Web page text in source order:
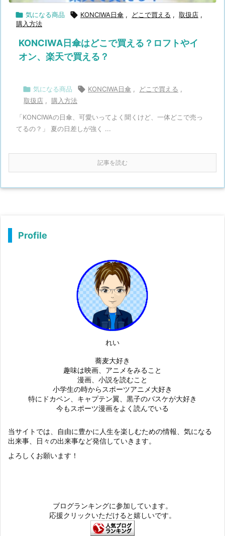
 気になる商品  KONCIWA日傘 , どこで買える , 取扱店 ,
購入方法
KONCIWA日傘はどこで買える？ロフトやイ
オン、楽天で買える？
 気になる商品  KONCIWA日傘 どこで買える
取扱店
購入方法
「KONCIWAの日傘、可愛いってよく聞くけど、一体どこで売っ
てるの？」 夏の日差しが強く ...
記事を読む
Profile
れい
蕎麦大好き
趣味は映画、アニメをみること
漫画、小説を読むこと
小学生の時からスポーツアニメ大好き
特にドカベン、キャプテン翼、黒子のバスケが大好き
今もスポーツ漫画をよく読んでいる
当サイトでは、自由に豊かに人生を楽しむための情報、気になる
出来事、日々の出来事など発信していきます。
よろしくお願います！
ブログランキングに参加しています。
応援クリックいただけると嬉しいです。